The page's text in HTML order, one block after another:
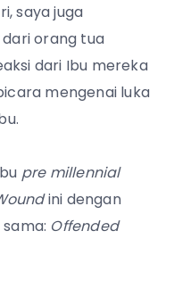
saya juga
dari orang tua
dari Ibu mereka
mengenai luka
pre millennial
ini dengan
Offended